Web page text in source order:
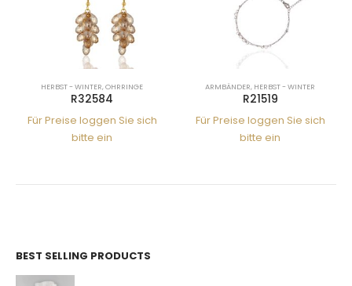
ARMBÄNDER,HERBST - WINTER
R21519
Für Preise loggen Sie sich
bitte ein
HERBST - WINTER,OHRRINGE
R32173
Für Preise loggen Sie sich
bitte ein
BEST SELLING PRODUCTS